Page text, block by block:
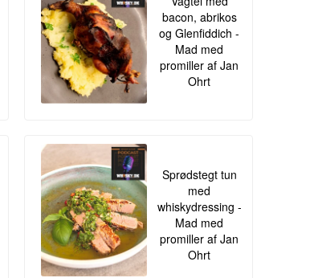
bacon, abrikos
og Glenfiddich -
Mad med
promiller af Jan
Ohrt
Sprødstegt tun
med
whiskydressing -
Mad med
promiller af Jan
Ohrt